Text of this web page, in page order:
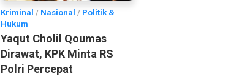
Kriminal / Nasional / Politik &
Hukum
Yaqut Cholil Qoumas
Dirawat, KPK Minta RS
Polri Percepat